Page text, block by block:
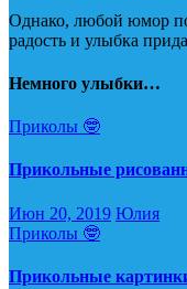
Однако, любой юмор
радость и улыбка
Немного улыбки…
Приколы 🤓
Прикольные
Июн 20, 2019 Юлия
Приколы 🤓
Прикольные